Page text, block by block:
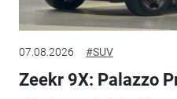
07.08.2026 #SUV
Zeekr 9X: Palazzo